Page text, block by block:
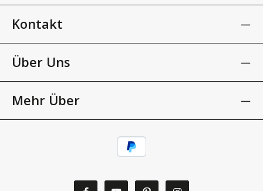
Kontakt
Über Uns
Mehr Über